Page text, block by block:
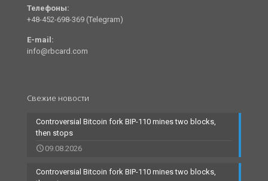
Телефоны:
+48-452-698-369 (Telegram)
E-mail:
info@rbcard.com
Свежие новости
Controversial Bitcoin fork BIP-110 mines two blocks,
then stops
09.08.2026
Controversial Bitcoin fork BIP-110 mines two blocks,